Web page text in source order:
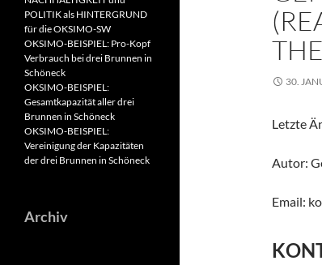
30.
Letzte
Autor:
Email:
POLITIK als HINTERGRUND
für die OKSIMO-SW
OKSIMO-BEISPIEL: Pro-Kopf
Verbrauch bei drei Brunnen in
Schöneck
OKSIMO-BEISPIEL:
Gesamtkapazität aller drei
Brunnen in Schöneck
OKSIMO-BEISPIEL:
Vereinigung der Kapazitäten
der drei Brunnen in Schöneck
Archiv